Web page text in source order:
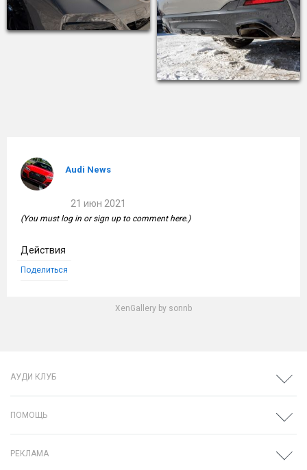
Audi News
21 июн 2021
(You must log in or sign up to comment here.)
Действия
Поделиться
XenGallery by sonnb
АУДИ КЛУБ
ПОМОЩЬ
РЕКЛАМА